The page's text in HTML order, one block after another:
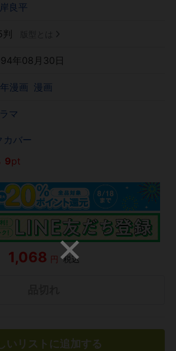
良平
判
年08月30日
漫画 漫画
マ
カバー
9pt
1,068 円 税込
いリストに追加する